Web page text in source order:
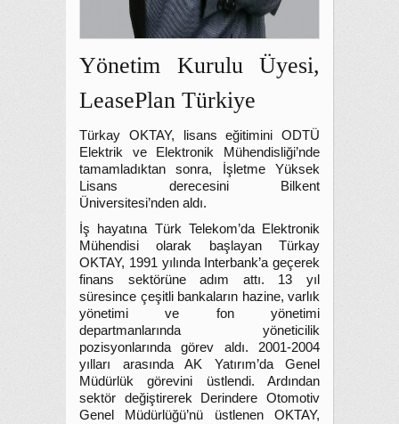
Yönetim Kurulu Üyesi,
LeasePlan Türkiye
Türkay OKTAY, lisans eğitimini ODTÜ
Elektrik ve Elektronik Mühendisliği’nde
tamamladıktan sonra, İşletme Yüksek
Lisans derecesini Bilkent
Üniversitesi’nden aldı.
İş hayatına Türk Telekom’da Elektronik
Mühendisi olarak başlayan Türkay
OKTAY, 1991 yılında Interbank’a geçerek
finans sektörüne adım attı. 13 yıl
süresince çeşitli bankaların hazine, varlık
yönetimi ve fon yönetimi
departmanlarında yöneticilik
pozisyonlarında görev aldı. 2001-2004
yılları arasında AK Yatırım’da Genel
Müdürlük görevini üstlendi. Ardından
sektör değiştirerek Derindere Otomotiv
Genel Müdürlüğü’nü üstlenen OKTAY,